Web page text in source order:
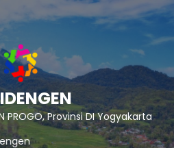
PROGO, Provinsi DI Yogyakarta